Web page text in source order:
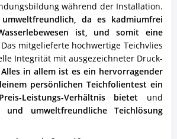
während der Installation.
da es kadmiumfrei
ist, und somit eine
Das mitgelieferte hochwertige Teichvlies
Integrität mit ausgezeichneter Druck-
Alles in allem ist es ein hervorragender
persönlichen Teichfolientest ein
Leistungs-Verhältnis bietet und
und umweltfreundliche Teichlösung